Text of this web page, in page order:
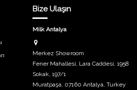
Bize Ulaşın
Milk Antalya
Merkez Showroom
Fener Mahallesi, Lara Caddesi, 1958
Sokak, 197/1
Muratpaşa, 07160 Antalya, Turkey